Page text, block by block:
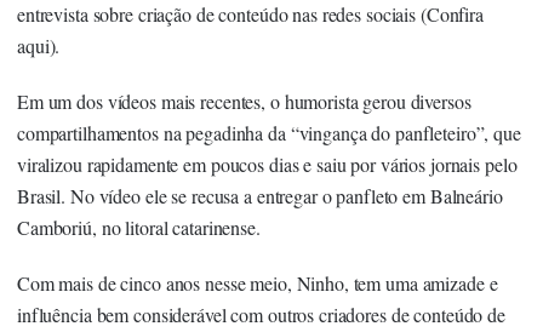
entrevista sobre criação de conteúdo nas redes sociais (Confira
aqui).
Em um dos vídeos mais recentes, o humorista gerou diversos
compartilhamentos na pegadinha da “vingança do panfleteiro”, que
viralizou rapidamente em poucos dias e saiu por vários jornais pelo
Brasil. No vídeo ele se recusa a entregar o panfleto em Balneário
Camboriú, no litoral catarinense.
Com mais de cinco anos nesse meio, Ninho, tem uma amizade e
influência bem considerável com outros criadores de conteúdo de